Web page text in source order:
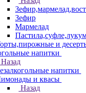
Зефир
Мармелад
и
напитки
Назад
напитки
и квасы
Назад